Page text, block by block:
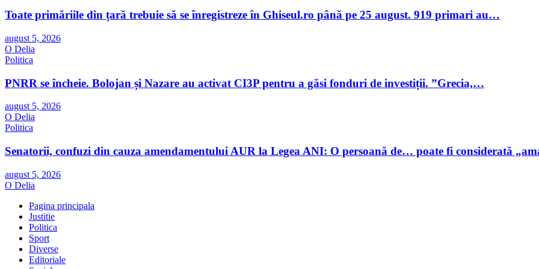
Toate primăriile din țară trebuie să se înregistreze în Ghiseul.ro până pe 25 august. 919 primari au…
august 5, 2026
O Delia
Politica
PNRR se încheie. Bolojan și Nazare au activat CI3P pentru a găsi fonduri de investiții. ”Grecia,…
august 5, 2026
O Delia
Politica
Senatorii, confuzi din cauza amendamentului AUR la Legea ANI: O persoană de… poate fi considerată
august 5, 2026
O Delia
Pagina principala
Justitie
Politica
Sport
Diverse
Editoriale